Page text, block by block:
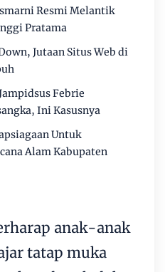
Resmi Melantik
Pratama
Jutaan Situs Web di
Febrie
Ini Kasusnya
Untuk
Alam Kabupaten
anak-anak
tatap muka